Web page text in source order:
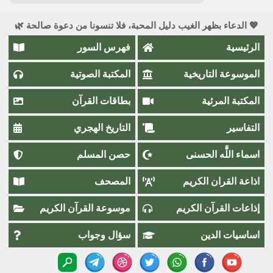
💖 الدعاء بظهر الغيب دليل المحبة، فلا تنسونا من دعوة صالحة 🌿
الرئيسية فهرس السور
الموسوعة التاريخية المكتبة الصوتية
المكتبة المرئية بطاقات القرآن
التفاسير التاريخ الهجري
اسماء اللَّٰه الحسنى حصن المسلم
اذاعة القران الكريم المصحف
إذاعات القرآن الكريم موسوعة القرآن الكريم
اساسيات الدين سؤال وجواب